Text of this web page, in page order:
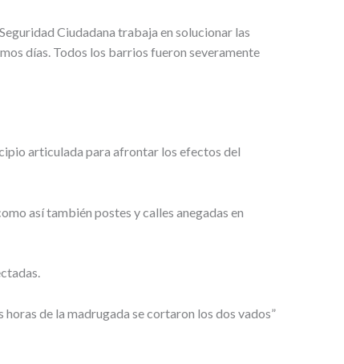
Ciudadana trabaja en solucionar las
días. Todos los barrios fueron severamente
articulada para afrontar los efectos del
así también postes y calles anegadas en
de la madrugada se cortaron los dos vados”